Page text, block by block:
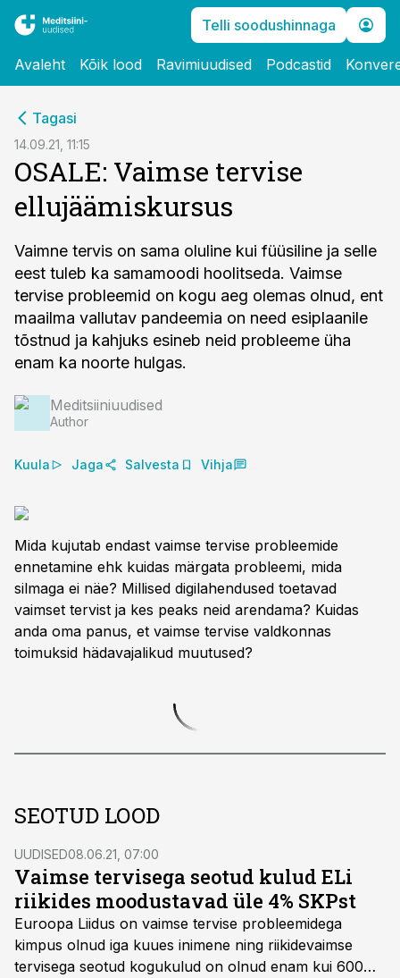
Telli soodushinnaga
Avaleht Kõik lood Ravimiuudised Podcastid
Tagasi
14.09.21, 11:15
OSALE: Vaimse tervise
ellujäämiskursus
Vaimne tervis on sama oluline kui füüsiline ja selle
eest tuleb ka samamoodi hoolitseda. Vaimse
tervise probleemid on kogu aeg olemas olnud, ent
maailma vallutav pandeemia on need esiplaanile
tõstnud ja kahjuks esineb neid probleeme üha
enam ka noorte hulgas.
Meditsiiniuudised
Author
Kuula Jaga Salvesta Vihja
Mida kujutab endast vaimse tervise probleemide
ennetamine ehk kuidas märgata probleemi, mida
silmaga ei näe? Millised digilahendused toetavad
vaimset tervist ja kes peaks neid arendama? Kuidas
anda oma panus, et vaimse tervise valdkonnas
toimuksid hädavajalikud muutused?
SEOTUD LOOD
UUDISED08.06.21, 07:00
Vaimse tervisega seotud kulud ELi
riikides moodustavad üle 4% SKPst
Euroopa Liidus on vaimse tervise probleemidega
kimpus olnud iga kuues inimene ning riikidevaimse
tervisega seotud kogukulud on olnud enam kui 600